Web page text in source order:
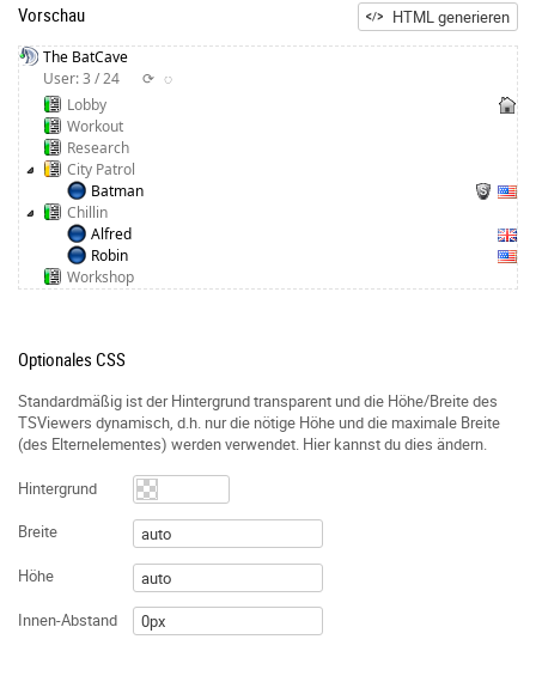
HTML generieren
Vorschau
The BatCave
User: 3 / 24
⟳ ◌
Lobby
Workout
Research
City Patrol
Batman
Chillin
Alfred
Robin
Workshop
Optionales CSS
Standardmäßig ist der Hintergrund transparent und die Höhe/Breite des
TSViewers dynamisch, d.h. nur die nötige Höhe und die maximale Breite
(des Elternelementes) werden verwendet. Hier kannst du dies ändern.
Hintergrund
Breite
Höhe
Innen-Abstand